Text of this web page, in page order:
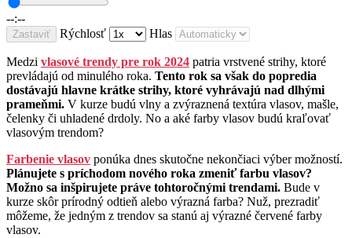
--:--
Zastaviť Rýchlosť Hlas
Medzi vlasové trendy pre rok 2024 patria vrstvené strihy, ktoré
prevládajú od minulého roka. Tento rok sa však do popredia
dostávajú hlavne krátke strihy, ktoré vyhrávajú nad dlhými
prameňmi. V kurze budú vlny a zvýraznená textúra vlasov, mašle,
čelenky či uhladené drdoly. No a aké farby vlasov budú kraľovať
vlasovým trendom?
Farbenie vlasov ponúka dnes skutočne nekončiaci výber možností.
Plánujete s príchodom nového roka zmeniť farbu vlasov?
Možno sa inšpirujete práve tohtoročnými trendami. Bude v
kurze skôr prírodný odtieň alebo výrazná farba? Nuž, prezradiť
môžeme, že jedným z trendov sa stanú aj výrazné červené farby
vlasov.